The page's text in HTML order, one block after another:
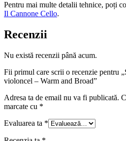
Pentru mai multe detalii tehnice, poți
Il Cannone Cello.
Recenzii
Nu există recenzii până acum.
Fii primul care scrii o recenzie pentru
violoncel – Warm and Broad”
Adresa ta de email nu va fi publicată.
marcate cu *
Evaluarea ta *